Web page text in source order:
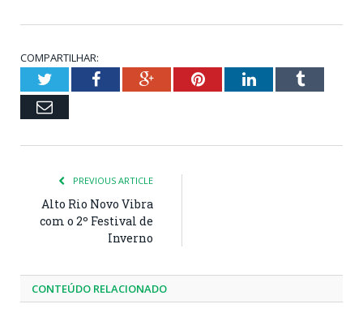
COMPARTILHAR:
TwitterFacebookGoogle+PinterestLinkedInTumblr
Email
PREVIOUS ARTICLE
Alto Rio Novo Vibra
com o 2º Festival de
Inverno
CONTEÚDO RELACIONADO